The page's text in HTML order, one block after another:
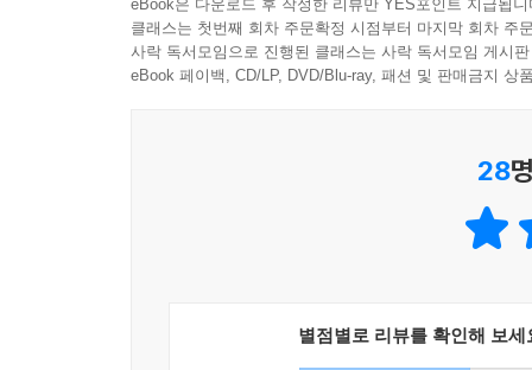
단일 민족 국가라는 이데올로기 속에서 살고 있
이해할 수 없는 주제였다. 어쩌면 미국 내에서도
작가는 맨부커상 수상 소감에서 이렇게 말했다.
[나는 내가 하는 일에 쉽게 화를 내고 낙담하기
웃음만큼 통찰을 주는 책. ― 『허핑턴 포스트』
eBook은 다운로드 후 작성한 리뷰만 YES포인트 지급됩니
클래스는 첫번째 회차 주문확정 시점부터 마지막 회차 주
사락 독서모임으로 진행된 클래스는 사락 독서모임 게시
eBook 페이백, CD/LP, DVD/Blu-ray, 패션 및 판매금지 상
28
별점별로 리뷰를 확인해 보세